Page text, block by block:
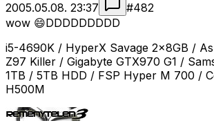
2005.05.08. 23:37 #482
wow 😄DDDDDDDDD
i5-4690K / HyperX Savage 2x8GB /
Z97 Killer / Gigabyte GTX970 G1 /
1TB / 5TB HDD / FSP Hyper M 700 /
H500M